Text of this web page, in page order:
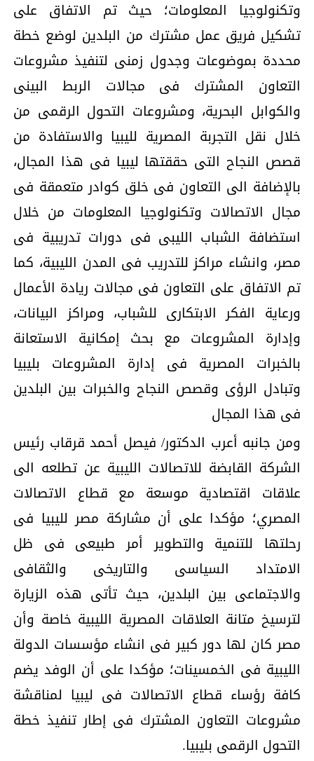
وتكنولوجيا المعلومات؛ حيث تم الاتفاق على
تشكيل فريق عمل مشترك من البلدين لوضع خطة
محددة بموضوعات وجدول زمنى لتنفيذ مشروعات
التعاون المشترك فى مجالات الربط البينى
والكوابل البحرية، ومشروعات التحول الرقمى من
خلال نقل التجربة المصرية لليبيا والاستفادة من
قصص النجاح التى حققتها ليبيا فى هذا المجال،
بالإضافة الى التعاون فى خلق كوادر متعمقة فى
مجال الاتصالات وتكنولوجيا المعلومات من خلال
استضافة الشباب الليبى فى دورات تدريبية فى
مصر، وانشاء مراكز للتدريب فى المدن الليبية، كما
تم الاتفاق على التعاون فى مجالات ريادة الأعمال
ورعاية الفكر الابتكارى للشباب، ومراكز البيانات،
وإدارة المشروعات مع بحث إمكانية الاستعانة
بالخبرات المصرية فى إدارة المشروعات بليبيا
وتبادل الرؤى وقصص النجاح والخبرات بين البلدين
فى هذا المجال
ومن جانبه أعرب الدكتور/ فيصل أحمد قرقاب رئيس
الشركة القابضة للاتصالات الليبية عن تطلعه الى
علاقات اقتصادية موسعة مع قطاع الاتصالات
المصري؛ مؤكدا على أن مشاركة مصر لليبيا فى
رحلتها للتنمية والتطوير أمر طبيعى فى ظل
الامتداد السياسى والتاريخى والثقافى
والاجتماعى بين البلدين، حيث تأتى هذه الزيارة
لترسيخ متانة العلاقات المصرية الليبية خاصة وأن
مصر كان لها دور كبير فى انشاء مؤسسات الدولة
الليبية فى الخمسينات؛ مؤكدا على أن الوفد يضم
كافة رؤساء قطاع الاتصالات فى ليبيا لمناقشة
مشروعات التعاون المشترك فى إطار تنفيذ خطة
التحول الرقمى بليبيا.